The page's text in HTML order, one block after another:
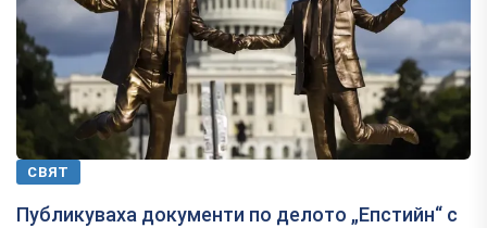
СВЯТ
Публикуваха документи по делото „Епстийн“ с